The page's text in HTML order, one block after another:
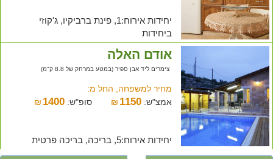
יחידות אירוח:1, פינת ברביקיו, ג'קוזי
ביחידות
אודם האלה
צימרים ליד אבן ספיר (במטע במרחק של 8.8 ק"מ)
מחיר למשפחה, החל מ:
אמצ"ש:
₪ 1150 סופ"ש: ₪ 1400
יחידות אירוח:5, בריכה, בריכה פרטית